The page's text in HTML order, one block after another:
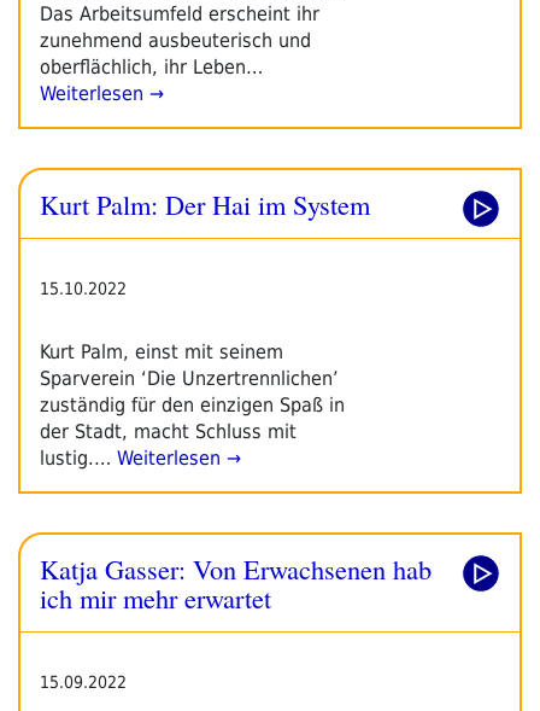
Das Arbeitsumfeld erscheint ihr
zunehmend ausbeuterisch und
oberflächlich, ihr Leben…
Weiterlesen →
Kurt Palm: Der Hai im System
15.10.2022
Kurt Palm, einst mit seinem
Sparverein ‘Die Unzertrennlichen’
zuständig für den einzigen Spaß in
der Stadt, macht Schluss mit
lustig.… Weiterlesen →
Katja Gasser: Von Erwachsenen hab
ich mir mehr erwartet
15.09.2022